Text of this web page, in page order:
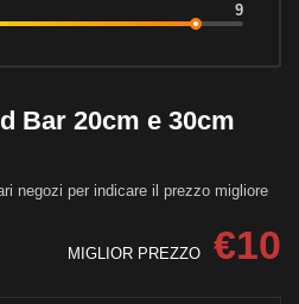
9
Bar 20cm e 30cm
negozi per indicare il prezzo migliore
MIGLIOR PREZZO €10